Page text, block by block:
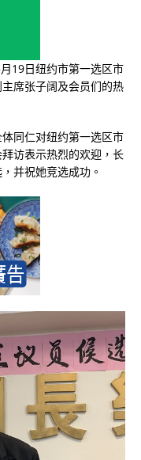
19日纽约市第一选区市
席张子阔及会员们的热
同仁对纽约第一选区市
访表示热烈的欢迎，长
并祝她竞选成功。